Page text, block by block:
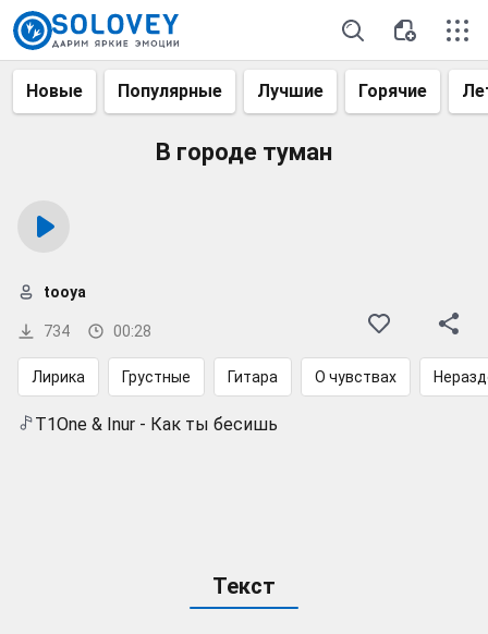
Новые Популярные Лучшие Горячие
В городе туман
734 00:28
tooya
Лирика Грустные Гитара О чувствах
T1One & Inur - Как ты бесишь
Текст